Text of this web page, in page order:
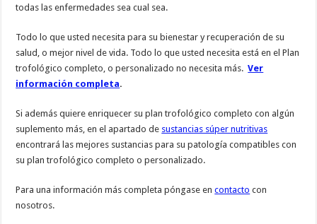
todas las enfermedades sea cual sea.
Todo lo que usted necesita para su bienestar y recuperación de su
salud, o mejor nivel de vida. Todo lo que usted necesita está en el Plan
trofológico completo, o personalizado no necesita más.Ver
información completa.
Si además quiere enriquecer su plan trofológico completo con algún
suplemento más, en el apartado de sustancias súper nutritivas
encontrará las mejores sustancias para su patología compatibles con
su plan trofológico completo o personalizado.
Para una información más completa póngase encontacto con
nosotros.